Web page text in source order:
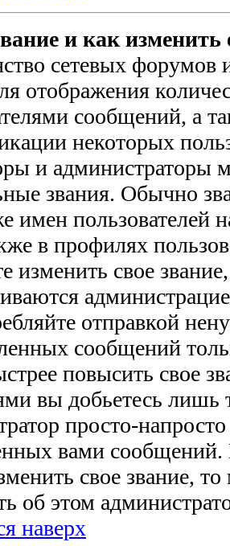
и как изменить
сетевых форумов
отображения
сообщений, а
некоторых
и администраторы
звания. Обычно
имен пользователей
в профилях
изменить свое
отправкой
сообщений
повысить свое
вы добьетесь лишь
просто-
вами
свое звание,
об этом
наверх